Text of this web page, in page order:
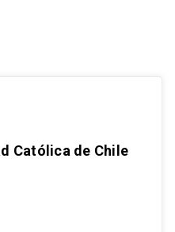
Católica de Chile